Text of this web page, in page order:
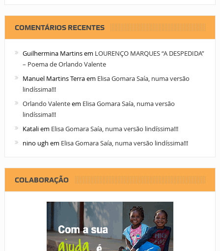
COMENTÁRIOS RECENTES
Guilhermina Martinsem LOURENÇO MARQUES “A DESPEDIDA”
– Poema de Orlando Valente
Manuel Martins Terraem Elisa Gomara Saía, numa versão
lindíssima!!!
Orlando Valenteem Elisa Gomara Saía, numa versão
lindíssima!!!
Kataliem Elisa Gomara Saía, numa versão lindíssima!!!
nino ugh em Elisa Gomara Saía, numa versão lindíssima!!!
COLABORAÇÃO